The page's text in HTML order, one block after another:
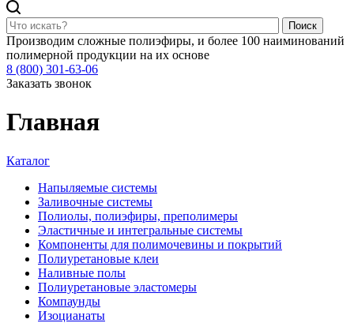
Поиск
Производим сложные полиэфиры, и более 100 наиминований
полимерной продукции на их основе
8 (800) 301-63-06
Заказать звонок
Главная
Каталог
Напыляемые системы
Заливочные системы
Полиолы, полиэфиры, преполимеры
Эластичные и интегральные системы
Компоненты для полимочевины и покрытий
Полиуретановые клеи
Наливные полы
Полиуретановые эластомеры
Компаунды
Изоцианаты